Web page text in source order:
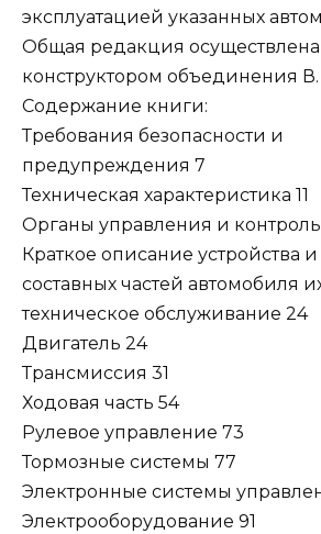
эксплуатацией указанных
Общая редакция
конструктором объединения
Содержание книги:
Требования безопасности и
предупреждения 7
Техническая характеристика 11
Органы управления и
Краткое описание устройства
составных частей автомобиля
техническое обслуживание 24
Двигатель 24
Трансмиссия 31
Ходовая часть 54
Рулевое управление 73
Тормозные системы 77
Электронные системы
Электрооборудование 91